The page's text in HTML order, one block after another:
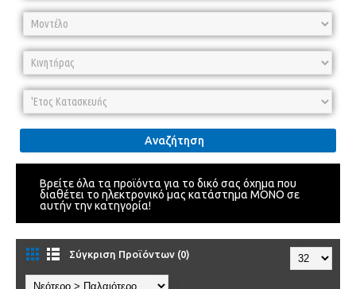
Αναζήτηση
Βρείτε όλα τα προϊόντα για το δικό σας όχημα που
διαθέτει το ηλεκτρονικό μας κατάστημα ΜΟΝΟ σε
αυτήν την κατηγορία!
Σύγκριση Προϊόντων (0)